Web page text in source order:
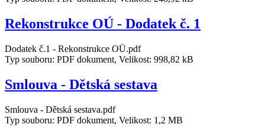
Rekonstrukce OÚ - Dodatek č. 1
Dodatek č.1 - Rekonstrukce OÜ.pdf
Typ souboru: PDF dokument, Velikost: 998,82 kB
Smlouva - Dětská sestava
Smlouva - Dětská sestava.pdf
Typ souboru: PDF dokument, Velikost: 1,2 MB